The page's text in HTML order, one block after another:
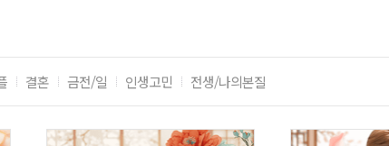
결혼 금전/일 인생고민 전생/나의본질